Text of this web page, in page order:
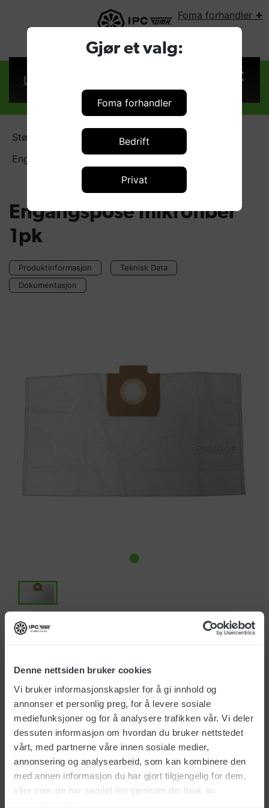
Denne nettsiden bruker cookies
Vi bruker informasjonskapsler for å gi innhold og
annonser et personlig preg, for å levere sosiale
mediefunksjoner og for å analysere trafikken vår. Vi deler
dessuten informasjon om hvordan du bruker nettstedet
vårt, med partnerne våre innen sosiale medier,
annonsering og analysearbeid, som kan kombinere den
med annen informasjon du har gjort tilgjengelig for dem,
eller som de har samlet inn gjennom din bruk av
Gjør et valg:
Foma forhandler
Bedrift
Privat
Foma forhandler +
VELG LAND:
Logg inn
Støvsugerposer
Engangspose mikrofiber 1pk (2)
Engangspose mikrofiber
1pk
Produktinformasjon
Teknisk Data
Dokumentasjon
Art.nr.: FTDP00462
Produktinfo.